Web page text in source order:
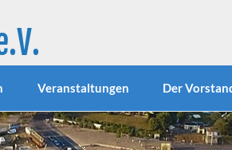
im südlichsten Stadtteil
rund um den schönen Hafen
Veranstaltungen Der